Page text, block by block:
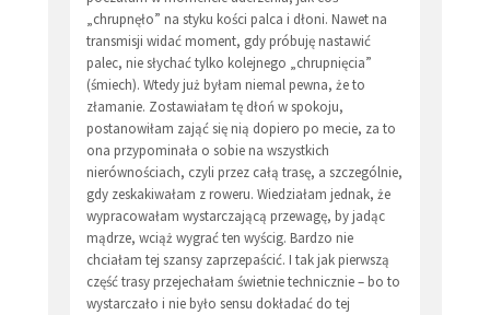
„chrupnęło” na styku kości palca i dłoni. Nawet na
transmisji widać moment, gdy próbuję nastawić
palec, nie słychać tylko kolejnego „chrupnięcia”
(śmiech). Wtedy już byłam niemal pewna, że to
złamanie. Zostawiałam tę dłoń w spokoju,
postanowiłam zająć się nią dopiero po mecie, za to
ona przypominała o sobie na wszystkich
nierównościach, czyli przez całą trasę, a szczególnie,
gdy zeskakiwałam z roweru. Wiedziałam jednak, że
wypracowałam wystarczającą przewagę, by jadąc
mądrze, wciąż wygrać ten wyścig. Bardzo nie
chciałam tej szansy zaprzepaścić. I tak jak pierwszą
część trasy przejechałam świetnie technicznie – bo to
wystarczało i nie było sensu dokładać do tej